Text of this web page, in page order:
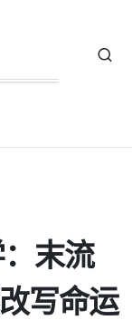
末流
写命运